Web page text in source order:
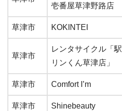
壱番屋草津野路店
草津市 KOKINTEI
草津市
レンタサイクル「駅
リンくん草津店」
草津市 Comfort I’m
草津市 Shinebeauty